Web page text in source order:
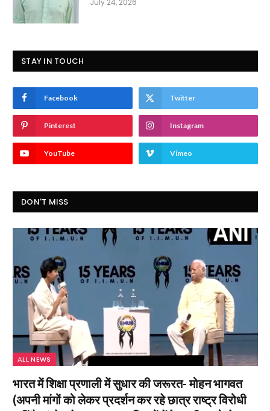
July 24, 2026
STAY IN TOUCH
Facebook Twitter
Pinterest Instagram
YouTube Vimeo
DON'T MISS
ALL NEWS
भारत में शिक्षा प्रणाली में सुधार की जरूरत- मोहन भागवत
(अपनी मांगों को लेकर प्रदर्शन कर रहे छात्र राष्ट्र विरोधी